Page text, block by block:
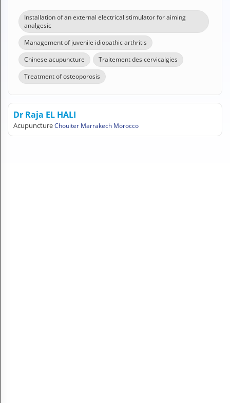
Medical questions
Clinic
Laboratory
Veterinarian
M
Y
Installation of an external electrical stimulator for aiming
analgesic
Management of juvenile idiopathic arthritis
Chinese acupuncture
Traitement des cervicalgies
Treatment of osteoporosis
Dr Raja EL HALI
AcupunctureChouiter Marrakech Morocco